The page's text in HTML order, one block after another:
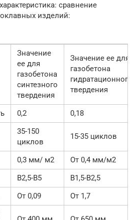
сравнение
изделий:
Значение
ее для
газобетона
синтезного
твердения
Значение ее для
газобетона
гидратационного
твердения
0,2 0,18
35-150
циклов
15-35 циклов
0,3 мм/ м2
От 0,4 мм/м2
В2,5-В5
В1,5-В2,5
От 0,09
От 1,7